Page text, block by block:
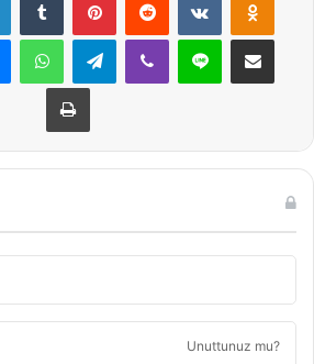
MessengerWhatsAppTelegramViber Line E-Posta ile
Yazdır
Unuttunuz mu?